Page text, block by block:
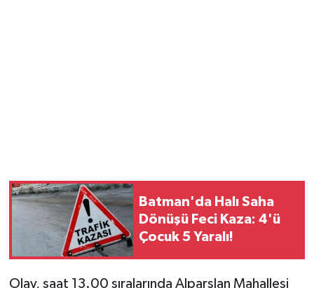
Batman'da Halı Saha
Dönüşü Feci Kaza: 4'ü
Çocuk 5 Yaralı!
Olay, saat 13.00 sıralarında Alparslan Mahallesi
Sağlık
Seri İlan
Siyaset